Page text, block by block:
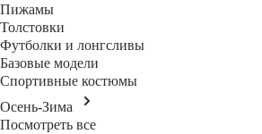
Пижамы
Толстовки
Футболки и лонгсливы
Базовые модели
Спортивные костюмы
Осень-Зима
Посмотреть все